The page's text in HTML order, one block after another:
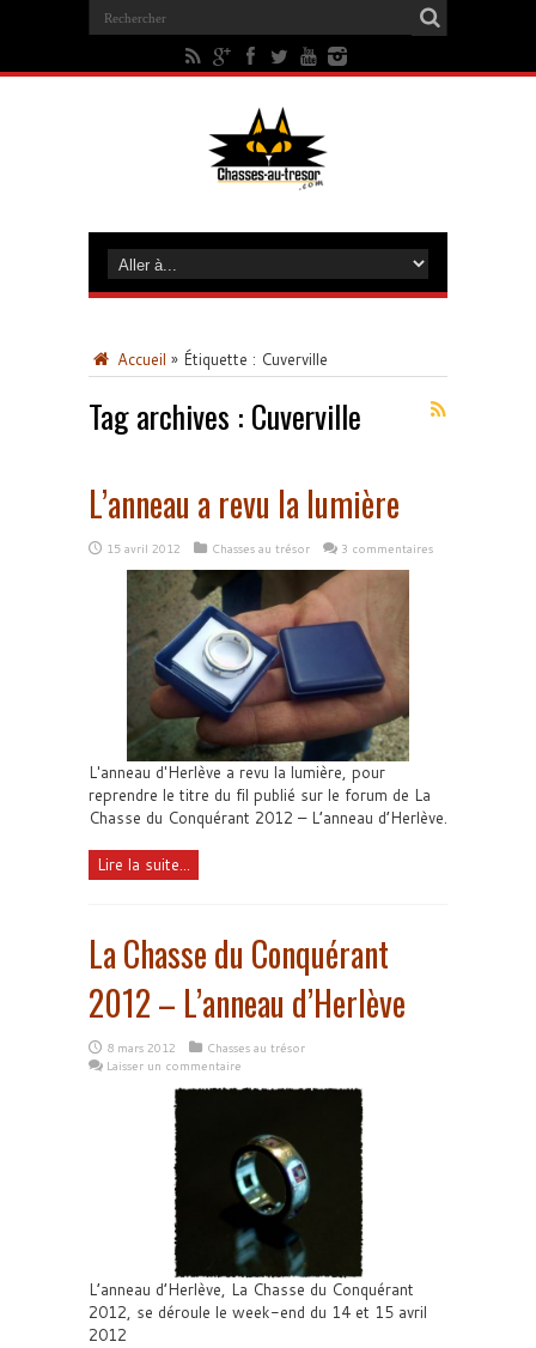
Accueil » Étiquette : Cuverville
Tag archives : Cuverville
L’anneau a revu la lumière
15 avril 2012 Chasses au trésor 3 commentaires
L'anneau d'Herlève a revu la lumière, pour
reprendre le titre du fil publié sur le forum de La
Chasse du Conquérant 2012 – L’anneau d’Herlève.
Lire la suite...
La Chasse du Conquérant
2012 – L’anneau d’Herlève
8 mars 2012
Chasses au trésor
Laisser un commentaire
L’anneau d’Herlève, La Chasse du Conquérant
2012, se déroule le week-end du 14 et 15 avril
2012